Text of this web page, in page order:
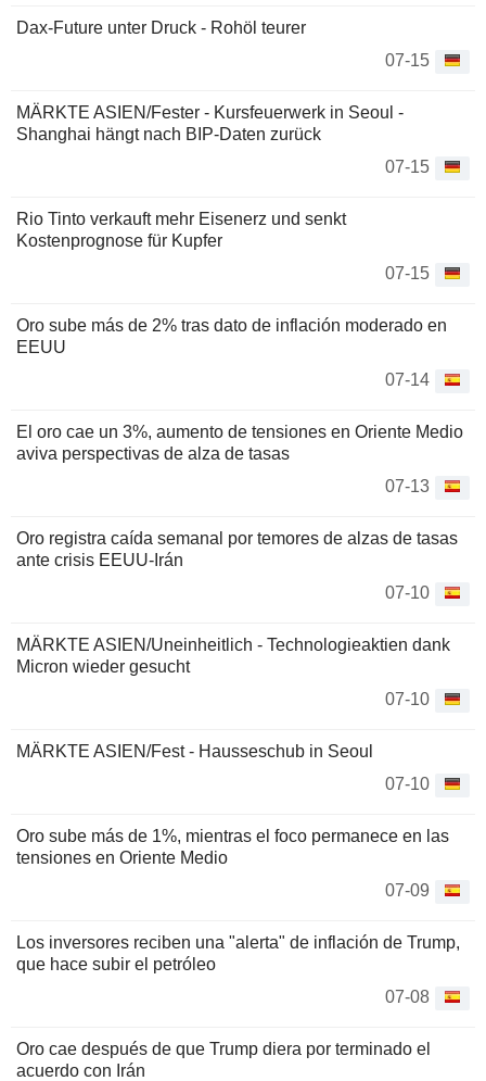
Dax-Future unter Druck - Rohöl teurer
07-15
MÄRKTE ASIEN/Fester - Kursfeuerwerk in Seoul -
Shanghai hängt nach BIP-Daten zurück
07-15
Rio Tinto verkauft mehr Eisenerz und senkt
Kostenprognose für Kupfer
07-15
Oro sube más de 2% tras dato de inflación moderado en
EEUU
07-14
El oro cae un 3%, aumento de tensiones en Oriente Medio
aviva perspectivas de alza de tasas
07-13
Oro registra caída semanal por temores de alzas de tasas
ante crisis EEUU-Irán
07-10
MÄRKTE ASIEN/Uneinheitlich - Technologieaktien dank
Micron wieder gesucht
07-10
MÄRKTE ASIEN/Fest - Hausseschub in Seoul
07-10
Oro sube más de 1%, mientras el foco permanece en las
tensiones en Oriente Medio
07-09
Los inversores reciben una "alerta" de inflación de Trump,
que hace subir el petróleo
07-08
Oro cae después de que Trump diera por terminado el
acuerdo con Irán